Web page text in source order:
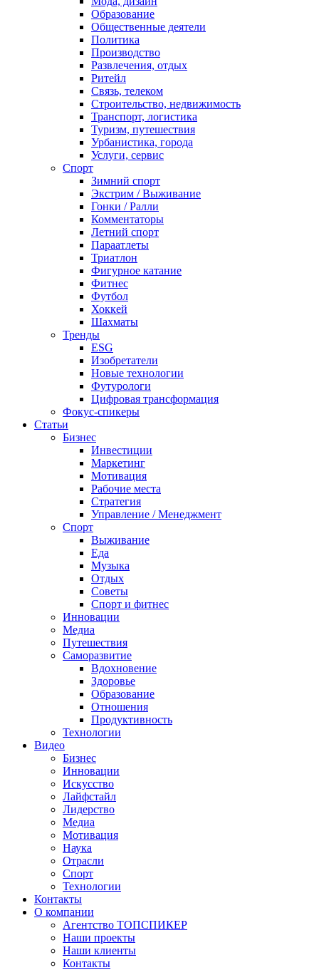
Образование
Общественные деятели
Политика
Производство
Развлечения, отдых
Ритейл
Связь, телеком
Строительство, недвижимость
Транспорт, логистика
Туризм, путешествия
Урбанистика, города
Услуги, сервис
Спорт
Зимний спорт
Экстрим / Выживание
Гонки / Ралли
Комментаторы
Летний спорт
Параатлеты
Триатлон
Фигурное катание
Фитнес
Футбол
Хоккей
Шахматы
Тренды
ESG
Изобретатели
Новые технологии
Футурологи
Цифровая трансформация
Фокус-спикеры
Статьи
Бизнес
Инвестиции
Маркетинг
Мотивация
Рабочие места
Стратегия
Управление / Менеджмент
Спорт
Выживание
Еда
Музыка
Отдых
Советы
Спорт и фитнес
Инновации
Медиа
Путешествия
Саморазвитие
Вдохновение
Здоровье
Образование
Отношения
Продуктивность
Технологии
Видеo
Бизнес
Инновации
Искусство
Лайфстайл
Лидерство
Медиа
Мотивация
Наука
Отрасли
Спорт
Технологии
Контакты
О компании
Агентство ТОПСПИКЕР
Наши проекты
Наши клиенты
Контакты